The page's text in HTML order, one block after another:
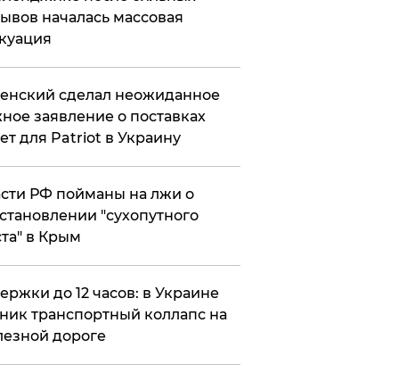
началась массовая
сделал неожиданное
заявление о поставках
для Patriot в Украину
РФ пойманы на лжи о
"сухопутного
в Крым
до 12 часов: в Украине
транспортный коллапс на
дороге